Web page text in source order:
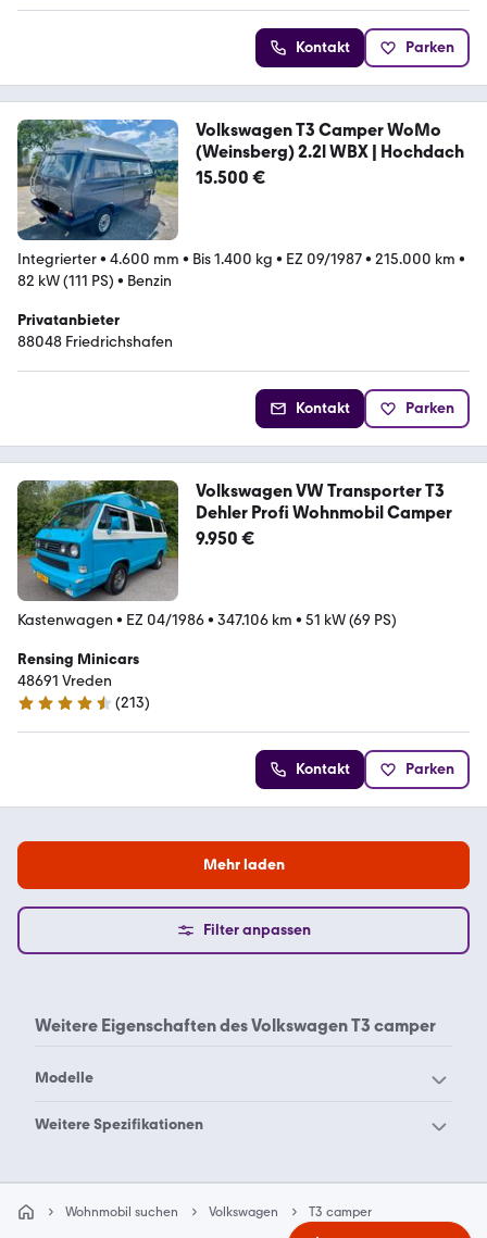
Kontakt Parken
Volkswagen T3 Camper WoMo
(Weinsberg) 2.2l WBX | Hochdach
15.500 €
Integrierter• 4.600 mm • Bis 1.400 kg • EZ 09/1987• 215.000 km •
82 kW (111 PS) • Benzin
Privatanbieter
88048 Friedrichshafen
Kontakt Parken
Volkswagen VW Transporter T3
Dehler Profi Wohnmobil Camper
9.950 €
Kastenwagen • EZ 04/1986• 347.106 km • 51 kW (69 PS)
Rensing Minicars
48691 Vreden
4.7 Sterne
(213)
Kontakt Parken
Mehr laden
Filter anpassen
Weitere Eigenschaften desVolkswagen T3 camper
Modelle
Volkswagen Grand
California
Weitere Spezifikationen
Wohnmobil suchen Volkswagen T3 camper